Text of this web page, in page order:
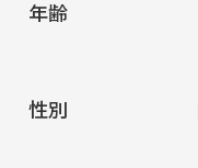
年齢
性別